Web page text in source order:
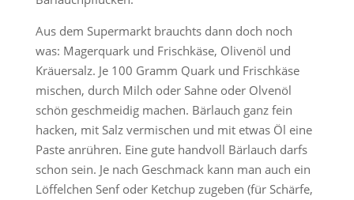
Aus dem Supermarkt brauchts dann doch noch
was: Magerquark und Frischkäse, Olivenöl und
Kräuersalz. Je 100 Gramm Quark und Frischkäse
mischen, durch Milch oder Sahne oder Olvenöl
schön geschmeidig machen. Bärlauch ganz fein
hacken, mit Salz vermischen und mit etwas Öl eine
Paste anrühren. Eine gute handvoll Bärlauch darfs
schon sein. Je nach Geschmack kann man auch ein
Löffelchen Senf oder Ketchup zugeben (für Schärfe,